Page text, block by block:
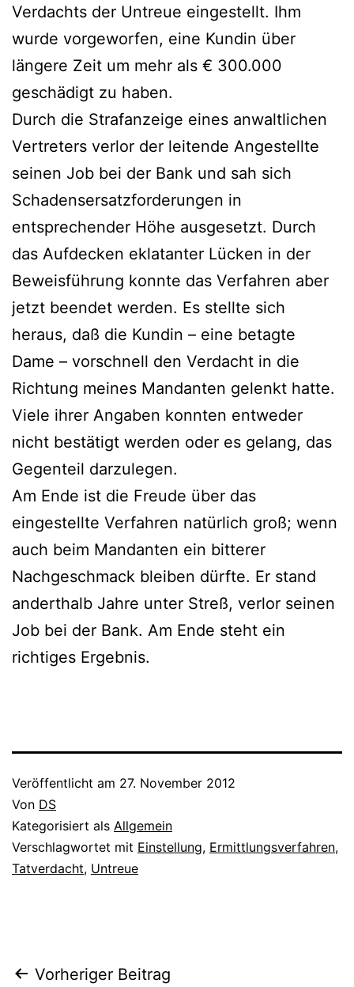
Verdachts der Untreue eingestellt. Ihm
wurde vorgeworfen, eine Kundin über
längere Zeit um mehr als € 300.000
geschädigt zu haben.
Durch die Strafanzeige eines anwaltlichen
Vertreters verlor der leitende Angestellte
seinen Job bei der Bank und sah sich
Schadensersatzforderungen in
entsprechender Höhe ausgesetzt. Durch
das Aufdecken eklatanter Lücken in der
Beweisführung konnte das Verfahren aber
jetzt beendet werden. Es stellte sich
heraus, daß die Kundin – eine betagte
Dame – vorschnell den Verdacht in die
Richtung meines Mandanten gelenkt hatte.
Viele ihrer Angaben konnten entweder
nicht bestätigt werden oder es gelang, das
Gegenteil darzulegen.
Am Ende ist die Freude über das
eingestellte Verfahren natürlich groß; wenn
auch beim Mandanten ein bitterer
Nachgeschmack bleiben dürfte. Er stand
anderthalb Jahre unter Streß, verlor seinen
Job bei der Bank. Am Ende steht ein
richtiges Ergebnis.
Veröffentlicht am 27. November 2012
Von DS
Kategorisiert als Allgemein
Verschlagwortet mit Einstellung, Ermittlungsverfahren,
Tatverdacht, Untreue
Vorheriger Beitrag